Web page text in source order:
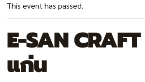
This event has passed.
E-SAN
เเก่น